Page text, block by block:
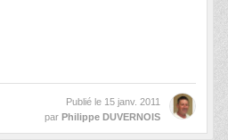
Publié le 15 janv. 2011
par Philippe DUVERNOIS